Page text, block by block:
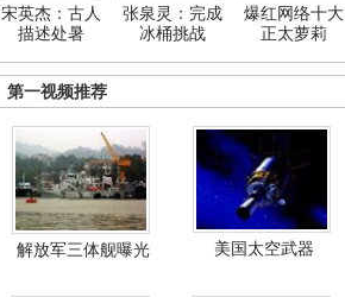
宋英杰：古人
描述处暑
张泉灵：完成
冰桶挑战
爆红网络十大
正太萝莉
第一视频推荐
解放军三体舰曝光 美国太空武器